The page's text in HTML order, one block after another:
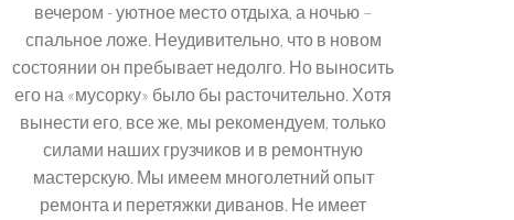
вечером - уютное место отдыха, а ночью –
спальное ложе. Неудивительно, что в новом
состоянии он пребывает недолго. Но выносить
его на «мусорку» было бы расточительно. Хотя
вынести его, все же, мы рекомендуем, только
силами наших грузчиков и в ремонтную
мастерскую. Мы имеем многолетний опыт
ремонта и перетяжки диванов. Не имеет